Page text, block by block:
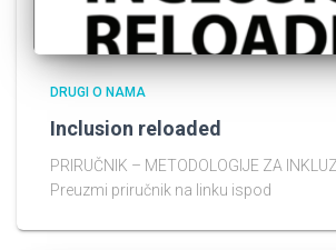
DRUGI O NAMA
Inclusion reloaded
PRIRUČNIK – METODOLOGIJE ZA
Preuzmi priručnik na linku ispod